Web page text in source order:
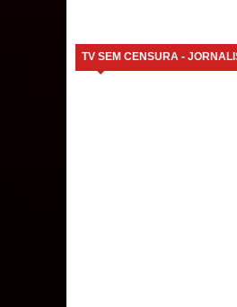
TV SEM CENSURA -